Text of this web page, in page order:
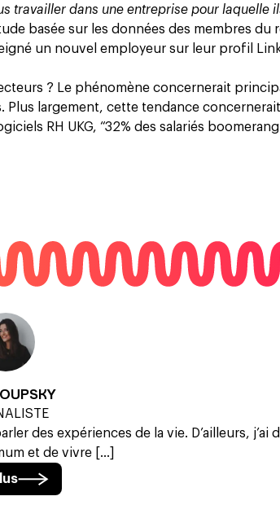
travailler dans une entreprise pour laquelle
basée sur les données des membres du
un nouvel employeur sur leur profil
? Le phénomène concernerait
Plus largement, cette tendance
RH UKG, “32% des salariés
des expériences de la vie. D’ailleurs, j’ai
et de vivre [...]